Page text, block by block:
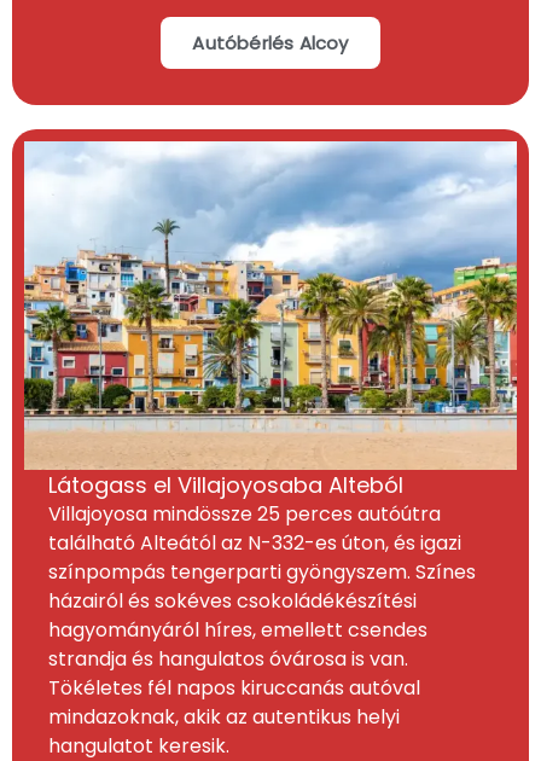
Autóbérlés Alcoy
Látogass el Villajoyosaba Alteból
Villajoyosa mindössze 25 perces autóútra
található Alteától az N-332-es úton, és igazi
színpompás tengerparti gyöngyszem. Színes
házairól és sokéves csokoládékészítési
hagyományáról híres, emellett csendes
strandja és hangulatos óvárosa is van.
Tökéletes fél napos kiruccanás autóval
mindazoknak, akik az autentikus helyi
hangulatot keresik.